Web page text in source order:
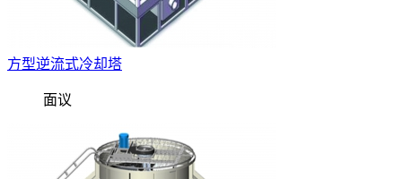
方型逆流式冷却塔
面议